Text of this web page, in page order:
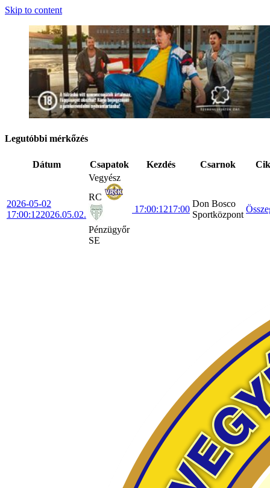
Skip to content
Legutóbbi mérkőzés
Dátum Csapatok Kezdés Csarnok
2026-05-02
17:00:122026.05.02.
Vegyész
RC
Pénzügyőr
SE
17:00:1217:00
Don Bosco
Sportközpont